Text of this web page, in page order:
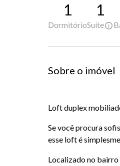
1
Dormitório
1
Suíte
Sobre o imóvel
Loft duplex
Se você procura
esse loft é
Localizado no bairro